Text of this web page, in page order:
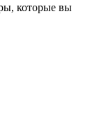
которые вы